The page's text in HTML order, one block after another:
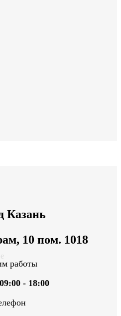
Казань
10 пом. 1018
работы
- 18:00